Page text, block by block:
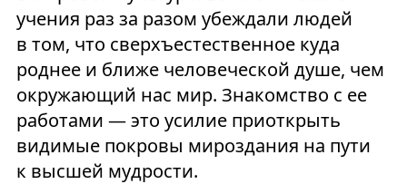
учения раз за разом убеждали людей
в том, что сверхъестественное куда
роднее и ближе человеческой душе, чем
окружающий нас мир. Знакомство с ее
работами — это усилие приоткрыть
видимые покровы мироздания на пути
к высшей мудрости.